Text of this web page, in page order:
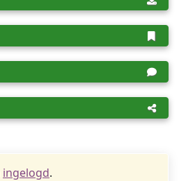
ingelogd.